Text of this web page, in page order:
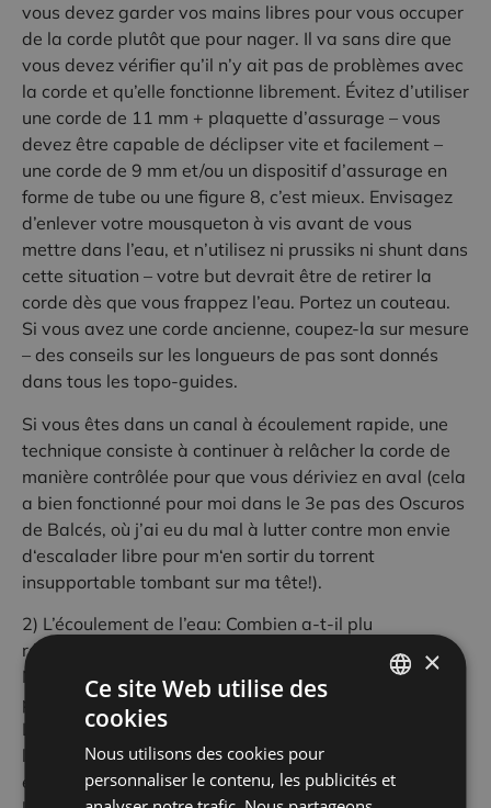
vous devez garder vos mains libres pour vous occuper
de la corde plutôt que pour nager. Il va sans dire que
vous devez vérifier qu’il n’y ait pas de problèmes avec
la corde et qu’elle fonctionne librement. Évitez d’utiliser
une corde de 11 mm + plaquette d’assurage – vous
devez être capable de déclipser vite et facilement –
une corde de 9 mm et/ou un dispositif d’assurage en
forme de tube ou une figure 8, c’est mieux. Envisagez
d’enlever votre mousqueton à vis avant de vous
mettre dans l’eau, et n’utilisez ni prussiks ni shunt dans
cette situation – votre but devrait être de retirer la
corde dès que vous frappez l’eau. Portez un couteau.
Si vous avez une corde ancienne, coupez-la sur mesure
– des conseils sur les longueurs de pas sont donnés
dans tous les topo-guides.
Si vous êtes dans un canal à écoulement rapide, une
technique consiste à continuer à relâcher la corde de
manière contrôlée pour que vous dériviez en aval (cela
a bien fonctionné pour moi dans le 3e pas des Oscuros
de Balcés, où j’ai eu du mal à lutter contre mon envie
d‘escalader libre pour m‘en sortir du torrent
insupportable tombant sur ma tête!).
2) L’écoulement de l’eau: Combien a-t-il plu
récemment? Certains canyons (par exemple, Gorgas
Negras, Oscuros de Balcés) peuvent être beaucoup
plus difficilespendantou après des périodes humides.
Les tempêtes peuvent être violentes et soudaines, et
les tempêtes de l’après-midi sont fréquentes en été et
en automne.Faites attention àla météo, et évaluez
×
Ce site Web utilise des
cookies
Nous utilisons des cookies pour
personnaliser le contenu, les publicités et